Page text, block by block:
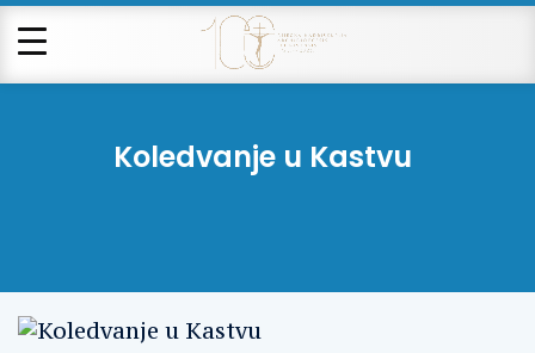
Koledvanje u Kastvu